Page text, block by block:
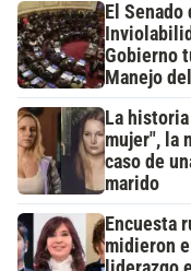
El
Gobierno
Manejo
La
mujer", la
caso de
marido
Encuesta
midieron